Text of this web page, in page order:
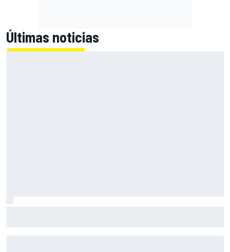
Últimas noticias